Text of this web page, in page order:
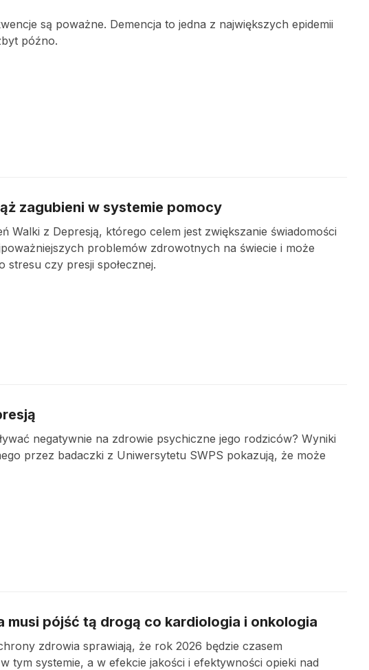
są poważne. Demencja to jedna z największych epidemii
późno.
zagubieni w systemie pomocy
Walki z Depresją, którego celem jest zwiększanie świadomości
problemów zdrowotnych na świecie i może
stresu czy presji społecznej.
negatywnie na zdrowie psychiczne jego rodziców? Wyniki
przez badaczki z Uniwersytetu SWPS pokazują, że może
musi pójść tą drogą co kardiologia i onkologia
zdrowia sprawiają, że rok 2026 będzie czasem
tym systemie, a w efekcie jakości i efektywności opieki nad